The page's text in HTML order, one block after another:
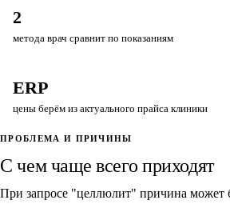
2
метода врач сравнит по показаниям
ERP
цены берём из актуального прайса клиники
ПРОБЛЕМА И ПРИЧИНЫ
С чем чаще всего приходят
При запросе "целлюлит" причина может